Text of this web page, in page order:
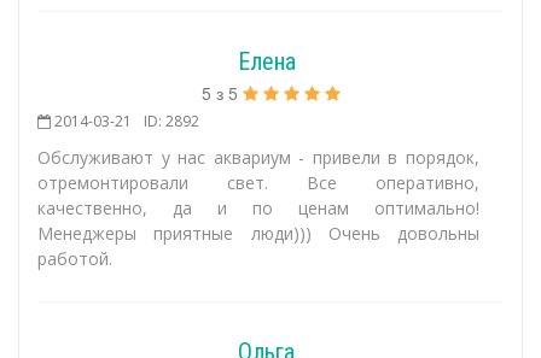
Елена
5 з 5
2014-03-21 ID: 2892
Обслуживают у нас аквариум - привели в порядок,
отремонтировали свет. Все оперативно,
качественно, да и по ценам оптимально!
Менеджеры приятные люди))) Очень довольны
работой.
Ольга